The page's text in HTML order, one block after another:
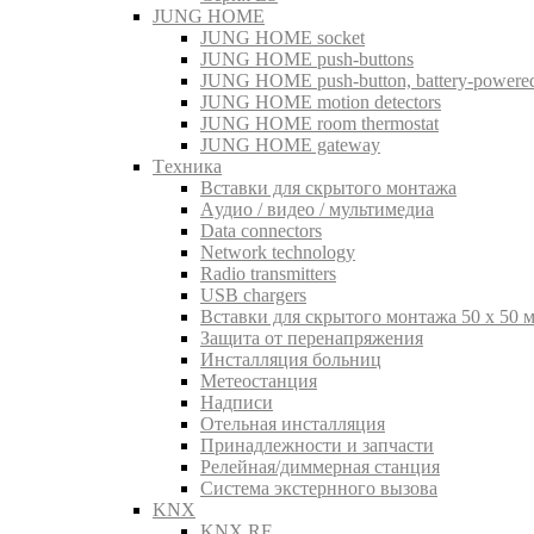
JUNG HOME
JUNG HOME socket
JUNG HOME push-buttons
JUNG HOME push-button, battery-
JUNG HOME motion detectors
JUNG HOME room thermostat
JUNG HOME gateway
Tехника
Вставки для скрытого монтажа
Aудио / видео / мультимедиа
Data connectors
Network technology
Radio transmitters
USB chargers
Вставки для скрытого монтажа 50 x 50
Защита от перенапряжения
Инсталляция больниц
Метеостанция
Надписи
Отельная инсталляция
Принадлежности и запчасти
Релейная/диммерная станция
Система экстернного вызова
KNX